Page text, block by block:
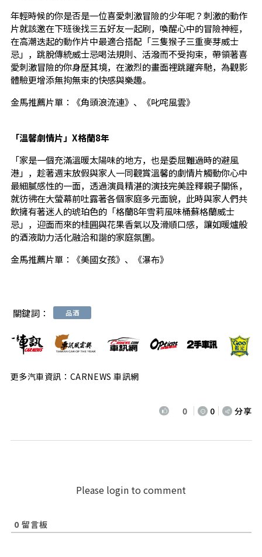
年輕時候的你是否是一位喜愛刺激冒險的少年呢？刺激的動作
片就該邀在下班後找三五好友一起刷，喚醒心中的冒險神經，
在高潮迭起的動作片中最適合搭配「三隻猴子三重麥芽威士
忌」，跳脫傳統威士忌喝法規則、活潑而不受拘束，帶領著喜
愛刺激冒險的你身歷其境，在激烈的畫面裡跳躍奔馳，為觀影
體驗更增添無拘無束的快感與樂趣。
金馬推薦片單：《角頭浪流連》、《叱咤風雲》
「溫馨劇情片」X格蘭8年
「家是一個充滿溫暖太陽味的地方，也是委屈難過時的避風
港」，趁著週末放假與家人一同觀賞溫馨的劇情片觸動你心中
最細膩感性的一面，透過演員精湛的演技完美詮釋親子關係，
就彷彿在大螢幕前吐露著各個家庭多元面貌，此時與家人們共
飲擁有著迷人的琥珀色的「格蘭8年雪莉風味桶蘇格蘭威士
忌」，迎面而來的桂圓與花果香氣以及滑順口感，讓如暖爐般
的酒液助力活化融洽和諧的家庭氛圍。
金馬推薦片單：《美國女孩》、《瀑布》
關鍵詞： 品酒
更多汽車資訊：CARNEWS 車訊網
0 0 分享
Please login to comment
0 留言板